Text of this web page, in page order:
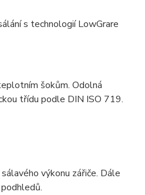
s technologií LowGrare
šokům. Odolná
třídu podle DIN ISO 719.
výkonu zářiče. Dále